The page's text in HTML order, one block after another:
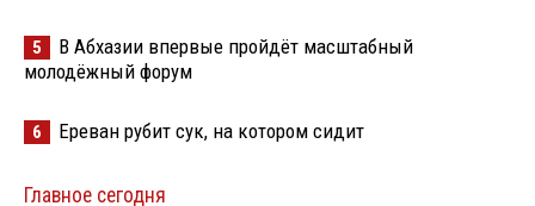
5
В Абхазии впервые пройдёт масштабный
молодёжный форум
6 Ереван рубит сук, на котором сидит
Главное сегодня